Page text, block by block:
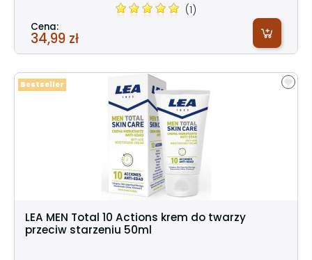
(1)
Cena:
34,99 zł
LEA MEN Total 10 Actions krem do twarzy
przeciw starzeniu 50ml
Bestseller